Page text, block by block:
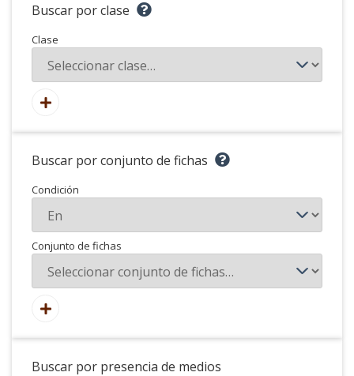
Buscar por clase
Clase
Buscar por conjunto de fichas
Condición
Conjunto de fichas
Buscar por presencia de medios